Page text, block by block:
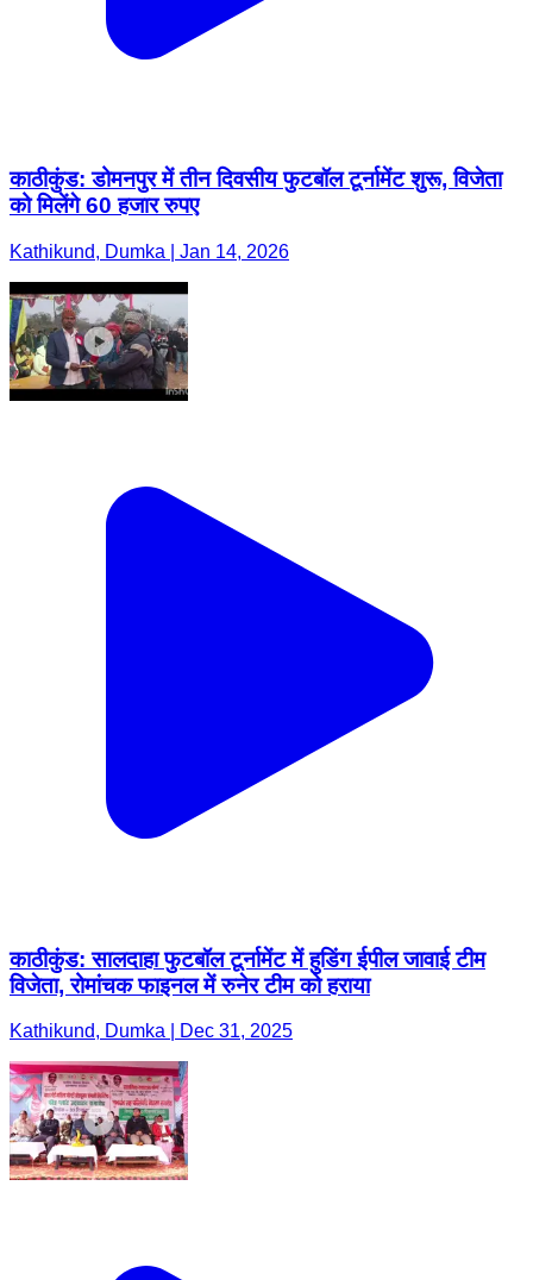
काठीकुंड: डोमनपुर में तीन दिवसीय फुटबॉल टूर्नामेंट शुरू, विजेता
को मिलेंगे 60 हजार रुपए
Kathikund, Dumka | Jan 14, 2026
काठीकुंड: सालदाहा फुटबॉल टूर्नामेंट में हुडिंग ईपील जावाई टीम
विजेता, रोमांचक फाइनल में रुनेर टीम को हराया
Kathikund, Dumka | Dec 31, 2025